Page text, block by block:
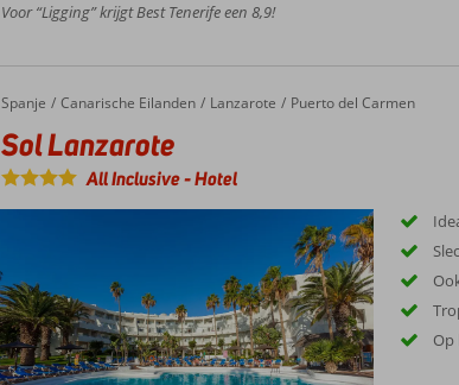
Voor “Ligging” krijgt Best Tenerife een 8,9!
Home
Spanje Canarische Eilanden Lanzarote Puerto del Carmen
Sol Lanzarote
Sol Lanzarote
All Inclusive-Hotel
Op